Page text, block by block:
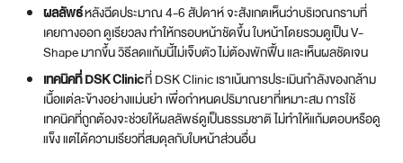
ผลลัพธ์หลังฉีดประมาณ 4-6 สัปดาห์ จะสังเกตเห็นว่าบริเวณกรามที่
เคยกางออก ดูเรียวลง ทำให้กรอบหน้าชัดขึ้น ใบหน้าโดยรวมดูเป็น V-
Shape มากขึ้น วิธีลดแก้มนี้ไม่เจ็บตัว ไม่ต้องพักฟื้น และเห็นผลชัดเจน
เทคนิคที่ DSK Clinicที่ DSK Clinic เราเน้นการประเมินกำลังของกล้าม
เนื้อแต่ละข้างอย่างแม่นยำ เพื่อกำหนดปริมาณยาที่เหมาะสม การใช้
เทคนิคที่ถูกต้องจะช่วยให้ผลลัพธ์ดูเป็นธรรมชาติ ไม่ทำให้แก้มตอบหรือดู
แข็ง แต่ได้ความเรียวที่สมดุลกับใบหน้าส่วนอื่น